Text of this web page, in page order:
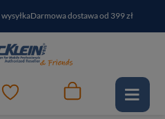
Darmowa dostawa od 399 zł
się do newslettera i odbierz RABAT